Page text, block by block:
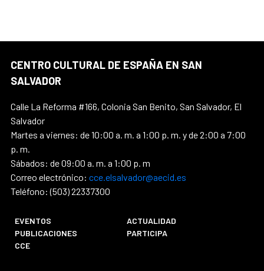
CENTRO CULTURAL DE ESPAÑA EN SAN
SALVADOR
Calle La Reforma #166, Colonia San Benito, San Salvador, El
Salvador
Martes a viernes: de 10:00 a. m. a 1:00 p. m. y de 2:00 a 7:00
p. m.
Sábados: de 09:00 a. m. a 1:00 p. m
Correo electrónico: cce.elsalvador@aecid.es
Teléfono: (503) 22337300
EVENTOS
ACTUALIDAD
PUBLICACIONES
PARTICIPA
CCE